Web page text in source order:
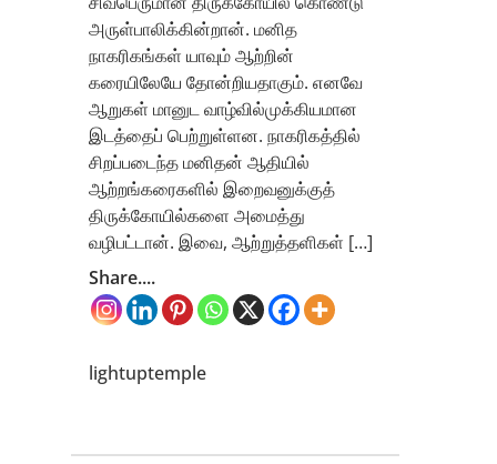
அருள்பாலிக்கின்றான். மனித
நாகரிகங்கள் யாவும் ஆற்றின்
கரையிலேயே தோன்றியதாகும். எனவே
ஆறுகள் மானுட வாழ்வில்முக்கியமான
இடத்தைப் பெற்றுள்ளன. நாகரிகத்தில்
சிறப்படைந்த மனிதன் ஆதியில்
ஆற்றங்கரைகளில் இறைவனுக்குத்
திருக்கோயில்களை அமைத்து
வழிபட்டான். இவை, ஆற்றுத்தளிகள் […]
Share....
lightuptemple